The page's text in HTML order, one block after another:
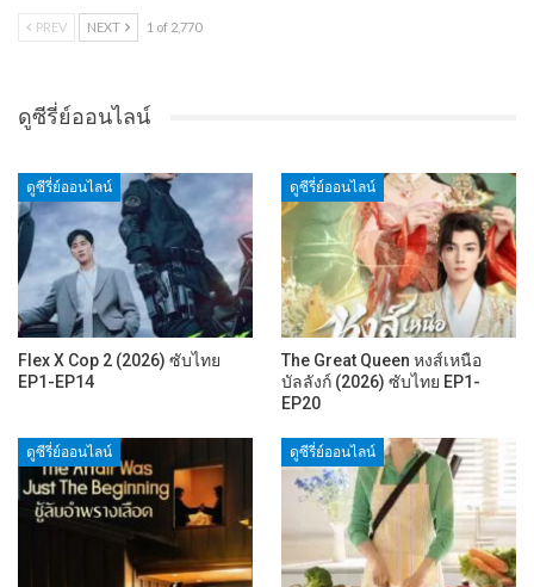
PREV NEXT 1 of 2,770
ดูซีรี่ย์ออนไลน์
ดูซีรี่ย์ออนไลน์
Flex X Cop 2 (2026) ซับไทย
EP1-EP14
ดูซีรี่ย์ออนไลน์
The Great Queen หงส์เหนือ
บัลลังก์ (2026) ซับไทย EP1-
EP20
ดูซีรี่ย์ออนไลน์ ดูซีรี่ย์ออนไลน์